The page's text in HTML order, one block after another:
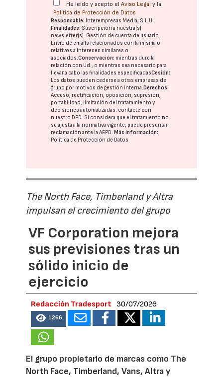
He leído y acepto elAviso Legal y la
Política de Protección de Datos
Responsable: Interempresas Media, S.L.U.
Finalidades: Suscripción a nuestra(s)
newsletter(s). Gestión de cuenta de usuario.
Envío de emails relacionados con la misma o
relativos a intereses similares o
asociados.Conservación: mientras dure la
relación con Ud., o mientras sea necesario para
llevar a cabo las finalidades especificadasCesión:
Los datos pueden cederse a otras empresas del
grupo por motivos de gestión interna. Derechos:
Acceso, rectificación, oposición, supresión,
portabilidad, limitación del tratatamiento y
decisiones automatizadas: contacte con
nuestro DPD. Si considera que el tratamiento no
se ajusta a la normativa vigente, puede presentar
reclamación ante laAEPD. Más información:
Política de Protección de Datos
The North Face, Timberland y Altra
impulsan el crecimiento del grupo
VF Corporation mejora
sus previsiones tras un
sólido inicio de
ejercicio
Redacción Tradesport 30/07/2026
1266
El grupo propietario de marcas como The
North Face, Timberland, Vans, Altra y